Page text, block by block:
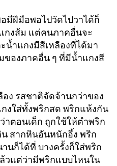
มีฝีมือพอไปวัดไปวาได้ก็
กงส้ม แต่คนภาคอื่นจะ
ะน้ำแกงมีสีเหลืองที่ได้มา
ของภาคอื่น ๆ ที่มีน้ำแกงสี
ง รสชาติจัดจ้านกว่าของ
งใส่ทั้งพริกสด พริกแห้งกัน
าตอนเด็ก ถูกใช้ให้ตำพริก
สากหินอันหนักอึ้ง พริก
นก็ได้ที่ บางครั้งก็ใส่พริก
วแต่ว่ามีพริกแบบไหนใน